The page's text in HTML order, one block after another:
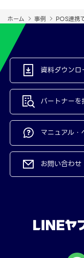
ホーム 事例 POS連携
資料ダウンロ
パートナーを
マニュアル・
お問い合わせ